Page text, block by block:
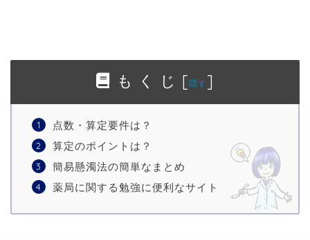
も く じ [隠す ]
点数・算定要件は？
算定のポイントは？
簡易懸濁法の簡単なまとめ
薬局に関する勉強に便利なサイト